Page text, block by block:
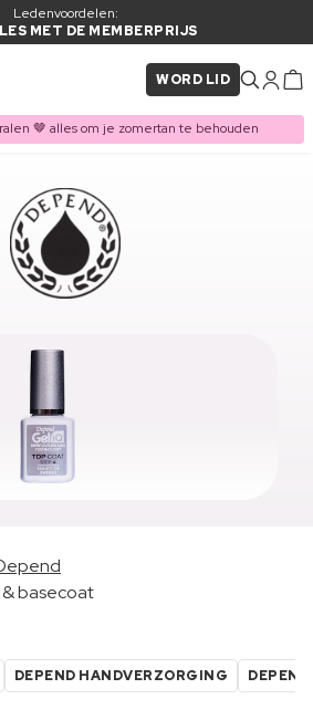
Ledenvoordelen:
MET DE MEMBERPRIJS
WORD LID
🤎 alles om je zomertan te behouden
basecoat
DEPEND HANDVERZORGING